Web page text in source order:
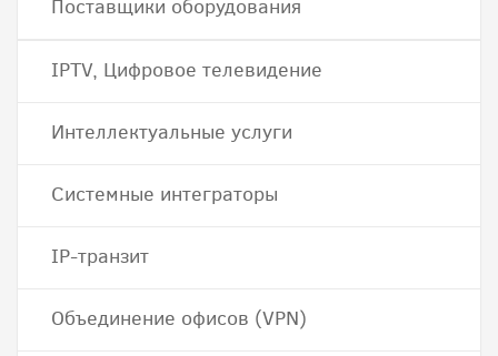
Поставщики оборудования
IPTV, Цифровое телевидение
Интеллектуальные услуги
Системные интеграторы
IP-транзит
Объединение офисов (VPN)